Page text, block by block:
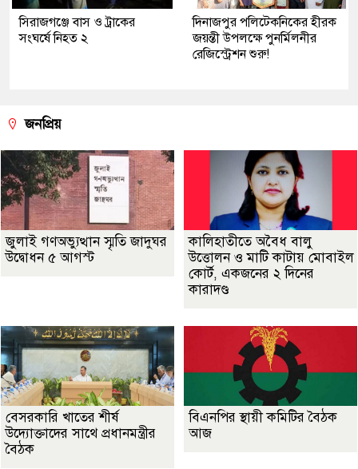
সিরাজগঞ্জে বাস ও ট্রাকের
সংঘর্ষে নিহত ২
দিনাজপুর পলিটেকনিকের হীরক
জয়ন্তী উপলক্ষে পুনর্মিলনীর
রেজিস্ট্রেশন শুরু!
জনপ্রিয়
জুলাই গণঅভ্যুত্থান স্মৃতি জাদুঘর
উদ্বোধন ৫ আগস্ট
কালিহাতীতে অবৈধ বালু
উত্তোলন ও মাটি কাটায় মোবাইল
কোর্ট, একজনের ২ দিনের
কারাদণ্ড
বেসরকারি খাতের শীর্ষ
উদ্যোক্তাদের সাথে প্রধানমন্ত্রীর
বৈঠক
বিএনপির স্থায়ী কমিটির বৈঠক
আজ